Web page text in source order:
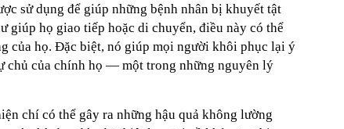
sử dụng để giúp những bệnh nhân bị khuyết tật
giúp họ giao tiếp hoặc di chuyển, điều này có thể
của họ. Đặc biệt, nó giúp mọi người khôi phục lại ý
chủ của chính họ — một trong những nguyên lý
chí có thể gây ra những hậu quả không lường